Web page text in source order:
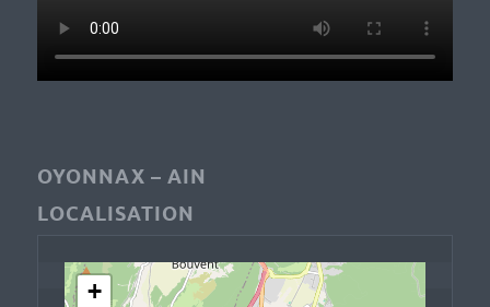
OYONNAX – AIN
LOCALISATION
+